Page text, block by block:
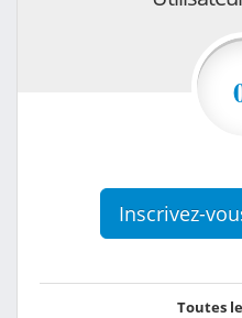
Inscrivez-
Toutes